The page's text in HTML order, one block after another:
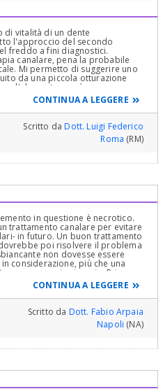
di vitalità di un dente
l'approccio del secondo
freddo a fini diagnostici.
canalare, pena la probabile
Mi permetto di suggerire uno
da una piccola otturazione
l'elemento non è
livello dei tessuti duri. Gli incisivi
caso di piccoli restauri
conservativo non
in assenza di trattamento
che sia praticata
CONTINUA A LEGGERE
Scritto daDott. Luigi Federico
Roma (RM)
in questione è necrotico.
trattamento canalare per evitare
in futuro. Un buon trattamento
poi risolvere il problema
non dovesse essere
considerazione, più che una
una corona in zirconia. Prima
necessità della
era obbligatoria rispetto
perso molto, e nel rapporto
la corona in zirconia è
CONTINUA A LEGGERE
Scritto da Dott. Fabio Arpaia
Napoli (NA)